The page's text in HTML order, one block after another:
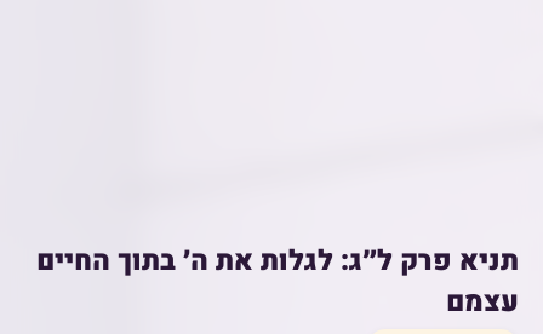
תניא פרק ל״ג: לגלות את ה׳ בתוך החיים
עצמם